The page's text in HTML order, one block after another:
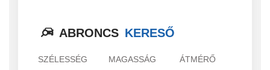
ABRONCS KERESŐ
SZÉLESSÉG MAGASSÁG ÁTMÉRŐ